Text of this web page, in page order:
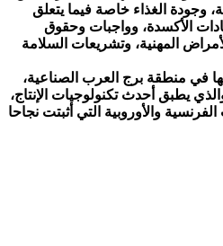
وجودة الغذاء خاصة فيما يتعلق
الأكسدة، وواجبات وحقوق
المهنية، وتشريعات السلامة
في منطقة برج العرب الصناعية،
يطبق أحدث تكنولوجيات الإنتاج،
والأوروبية التي أثبتت نجاحا